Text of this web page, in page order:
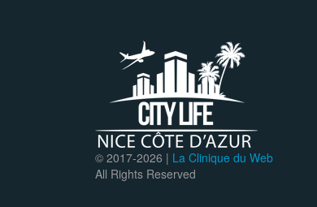
© 2017-2026 | La Clinique du Web
All Rights Reserved